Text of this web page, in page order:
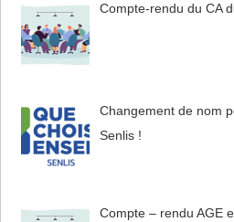
Compte-rendu du CA
Changement de nom
Senlis !
Compte – rendu AGE